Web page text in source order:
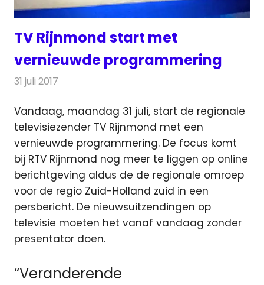
TV Rijnmond start met
vernieuwde programmering
31 juli 2017
Vandaag, maandag 31 juli, start de regionale
televisiezender TV Rijnmond met een
vernieuwde programmering. De focus komt
bij RTV Rijnmond nog meer te liggen op online
berichtgeving aldus de de regionale omroep
voor de regio Zuid-Holland zuid in een
persbericht. De nieuwsuitzendingen op
televisie moeten het vanaf vandaag zonder
presentator doen.
“Veranderende